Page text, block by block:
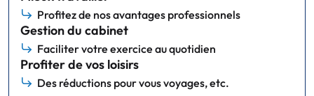
Profitez de nos avantages professionnels
Gestion du cabinet
Faciliter votre exercice au quotidien
Profiter de vos loisirs
Des réductions pour vous voyages, etc.